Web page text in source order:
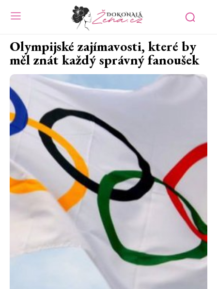
Olympijské zajímavosti, které by
měl znát každý správný fanoušek